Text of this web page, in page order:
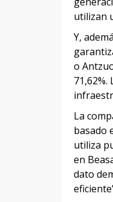
utilizan
Y,
o
La
basado
utiliza
en
dato